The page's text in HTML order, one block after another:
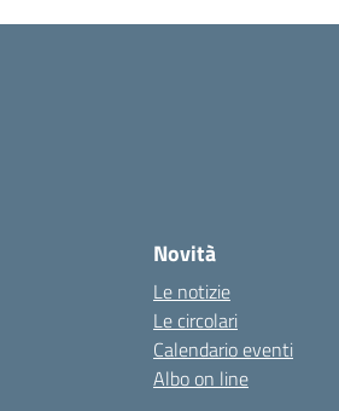
Novità
Le notizie
Le circolari
Calendario eventi
Albo on line